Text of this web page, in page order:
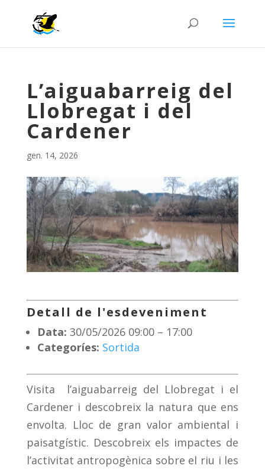
L’aiguabarreig del
Llobregat i del
Cardener
gen. 14, 2026
Detall de l'esdeveniment
Data: 30/05/2026 09:00– 17:00
Categoríes: Sortida
Visita l’aiguabarreig del Llobregat i el
Cardener i descobreix la natura que ens
envolta. Lloc de gran valor ambiental i
paisatgístic. Descobreix els impactes de
l’activitat antropogènica sobre el riu i les